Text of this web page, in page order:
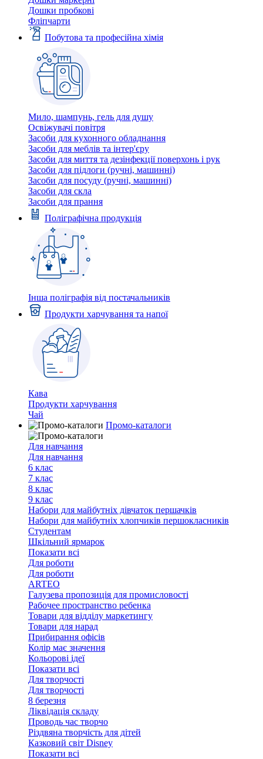
Дошки пробкові
Фліпчарти
Побутова та професійна хімія
Мило, шампунь, гель для душу
Освіжувачі повітря
Засоби для кухонного обладнання
Засоби для меблів та інтер'єру
Засоби для миття та дезінфекції поверхонь і рук
Засоби для підлоги (ручні, машинні)
Засоби для посуду (ручні, машинні)
Засоби для скла
Засоби для прання
Поліграфічна продукція
Інша поліграфія від постачальників
Продукти харчування та напої
Кава
Продукти харчування
Чай
Промо-каталоги
Для навчання
Для навчання
6 клас
7 клас
8 клас
9 клас
Набори для майбутніх дiвчаток першачкiв
Набори для майбутніх хлопчиків першокласників
Студентам
Шкільний ярмарок
Показати всі
Для роботи
Для роботи
ARTEO
Галузева пропозиція для промисловості
Рабочее пространство ребенка
Товари для відділу маркетингу
Товари для нарад
Прибирання офісів
Колір має значення
Кольорові ідеї
Показати всі
Для творчостi
Для творчостi
8 березня
Ліквідація складу
Проводь час творчо
Різдвяна творчість для дітей
Казковий світ Disney
Показати всі